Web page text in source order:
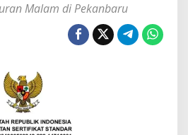
Malam di Pekanbaru